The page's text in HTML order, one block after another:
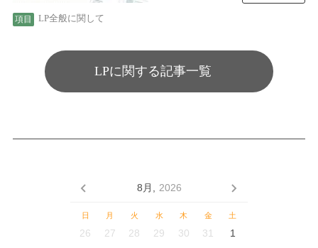
LP全般に関して
LPに関する記事一覧
8月, 2026
日 月 火 水 木 金 土
26 27 28 29 30 31 1